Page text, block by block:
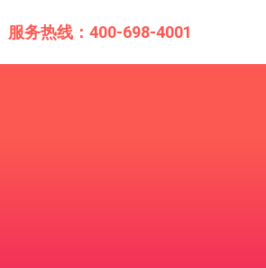
服务热线：400-698-4001